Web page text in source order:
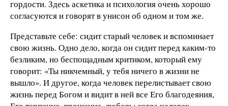
гордости. Здесь аскетика и психология очень хорошо
согласуются и говорят в унисон об одном и том же.
Представьте себе: сидит старый человек и вспоминает
свою жизнь. Одно дело, когда он сидит перед каким-то
безликим, но беспощадным критиком, который ему
говорит: «Ты никчемный, у тебя ничего в жизни не
вышло». И другое, когда человек перелистывает свою
жизнь перед Богом и видит в ней все Его благодеяния,